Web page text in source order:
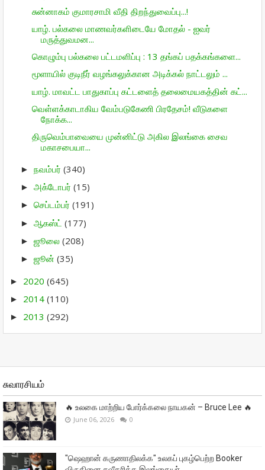
சுன்னாகம் குமாரசாமி வீதி திறந்துவைப்பு...!
யாழ். பல்கலை மாணவர்களிடையே மோதல் - ஐவர்
மருத்துவமன...
கொழும்பு பல்கலை பட்டமளிப்பு : 13 தங்கப் பதக்கங்களை...
மூளாயில் குடிநீர் வழங்கலுக்கான அடிக்கல் நாட்டலும் ...
யாழ். மாவட்ட பாதுகாப்பு கட்டளைத் தலைமையகத்தின் கட்...
வெள்ளக்காடாகிய வேம்படுகேணி பிரதேசம்! வீடுகளை
நோக்க...
திருவெம்பாவையை முன்னிட்டு அகில இலங்கை சைவ
மகாசபையா...
► நவம்பர் (340)
► அக்டோபர் (15)
► செப்டம்பர் (191)
► ஆகஸ்ட் (177)
► ஜூலை (208)
► ஜூன் (35)
► 2020 (645)
► 2014 (110)
► 2013 (292)
சுவாரசியம்
🔥 உலகை மாற்றிய போர்க்கலை நாயகன் – Bruce Lee 🔥
June 06, 2026 0
"ஷெஹான் கருணாதிலக்க" உலகப் புகழ்பெற்ற Booker